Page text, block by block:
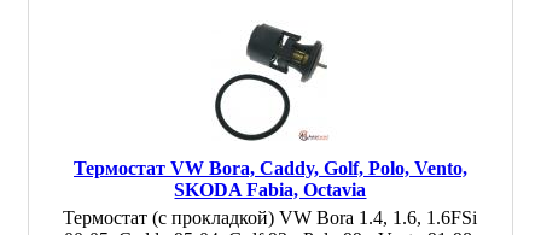
Термостат VW Bora, Caddy, Golf, Polo, Vento,
SKODA Fabia, Octavia
Термостат (с прокладкой) VW Bora 1.4, 1.6, 1.6FSi